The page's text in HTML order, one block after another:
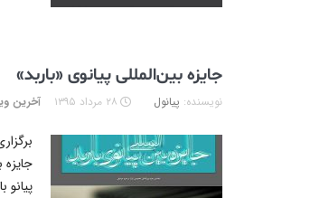
جایزه بین‌المللی پیانوی «باربد»
نویسنده: پیانول ۲۸ مرداد ۱۳۹۵ آخرین ویرایش:
جایزه
پیانو‌ باربد ، ۲۲ تا ۲۴